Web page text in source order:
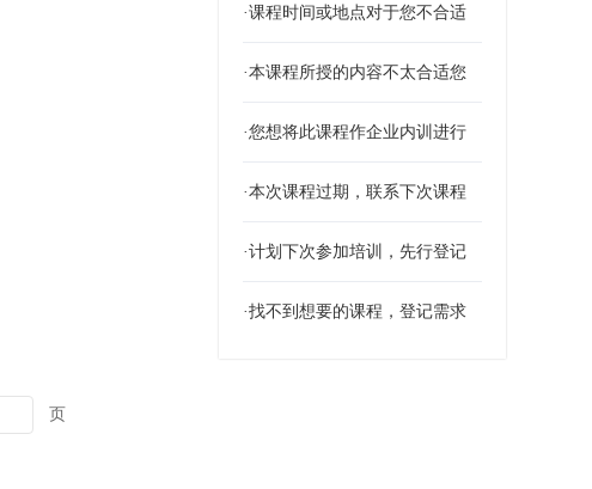
·课程时间或地点对于您不合适
·本课程所授的内容不太合适您
·您想将此课程作企业内训进行
·本次课程过期，联系下次课程
·计划下次参加培训，先行登记
·找不到想要的课程，登记需求
页